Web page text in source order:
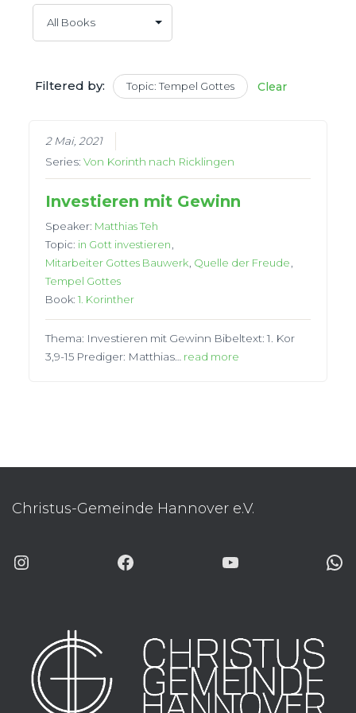
Filtered by: Topic: Tempel Gottes Clear
2 Mai, 2021
Series:Von Korinth nach Ricklingen
Investieren mit Gewinn
Speaker: Matthias Teh
Topic: in Gott investieren
Mitarbeiter Gottes Bauwerk Quelle der Freude
Tempel Gottes
Book:1. Korinther
Thema: Investieren mit Gewinn Bibeltext: 1. Kor
3,9-15 Prediger: Matthias… read more
Christus-Gemeinde Hannover e.V.